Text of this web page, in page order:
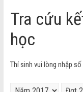
Thông tin luận án tiến
NCS. Phạm Thị
Tra cứu
học
Thí sinh vui lòng nhập